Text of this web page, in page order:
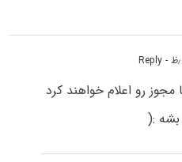
- Reply
رو اعلام خواهند کرد
:(